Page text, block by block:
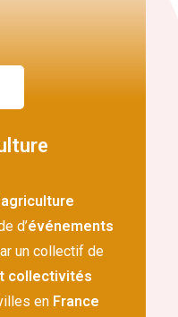
d’événements
un collectif de
collectivités
en France